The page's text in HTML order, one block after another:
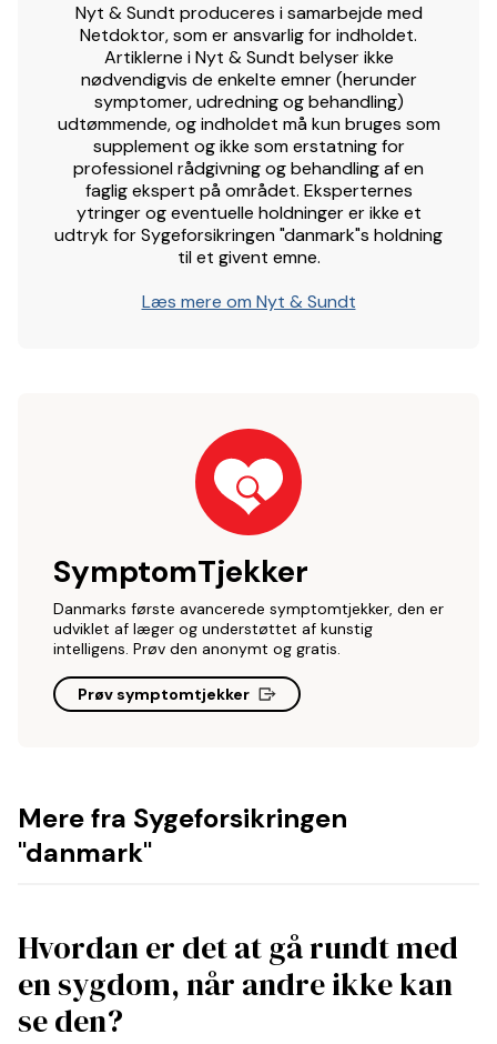
Nyt & Sundt produceres i samarbejde med
Netdoktor, som er ansvarlig for indholdet.
Artiklerne i Nyt & Sundt belyser ikke
nødvendigvis de enkelte emner (herunder
symptomer, udredning og behandling)
udtømmende, og indholdet må kun bruges som
supplement og ikke som erstatning for
professionel rådgivning og behandling af en
faglig ekspert på området. Eksperternes
ytringer og eventuelle holdninger er ikke et
udtryk for Sygeforsikringen "danmark"s holdning
til et givent emne.
Læs mere om Nyt & Sundt
SymptomTjekker
Danmarks første avancerede symptomtjekker, den er
udviklet af læger og understøttet af kunstig
intelligens. Prøv den anonymt og gratis.
Prøv symptomtjekker
Mere fra Sygeforsikringen
"danmark"
Hvordan er det at gå rundt med
en sygdom, når andre ikke kan
se den?